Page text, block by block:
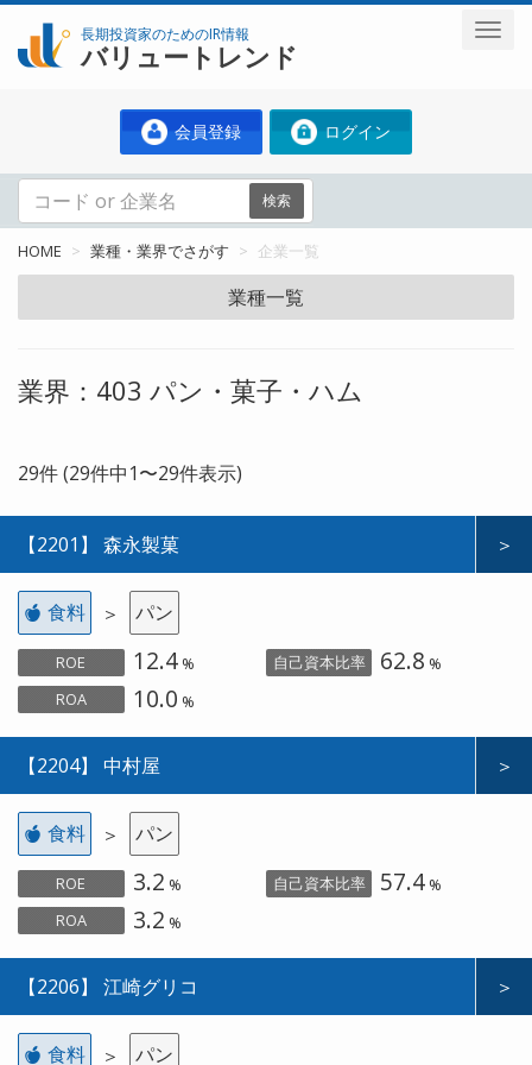
長期投資家のためのIR情報
バリュートレンド
会員登録 ログイン
検索
HOME 業種・業界でさがす 企業一覧
業種一覧
業界：403 パン・菓子・ハム
29件 (29件中1〜29件表示)
＞
【2201】 森永製菓
食料 ＞ パン
ROE 12.4 % 自己資本比率 62.8 %
ROA
10.0 %
＞
【2204】 中村屋
食料 ＞ パン
ROE 3.2 % 自己資本比率 57.4 %
ROA
3.2 %
＞
【2206】 江崎グリコ
食料 ＞ パン